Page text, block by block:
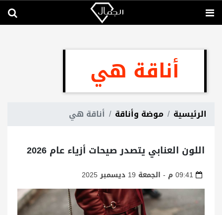
أناقة هي
الرئيسية موضة وأناقة أناقة هي
اللون العنابي يتصدر صيحات أزياء عام 2026